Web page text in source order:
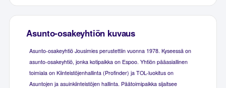
Asunto-osakeyhtiön kuvaus
Asunto-osakeyhtiö Jousimies perustettiin vuonna 1978. Kyseessä on
asunto-osakeyhtiö, jonka kotipaikka on Espoo. Yhtiön pääasiallinen
toimiala on Kiinteistöjenhallinta (Profinder) ja TOL-luokitus on
Asuntojen ja asuinkiinteistöjen hallinta. Päätoimipaikka sijaitsee